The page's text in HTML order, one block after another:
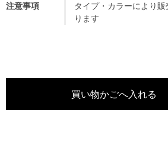
注意事項
タイプ・カラーにより
ります